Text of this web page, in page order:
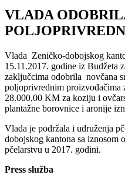
VLADA
Vlada Zeničko-dobojskog
15.11.2017. godine iz Budžeta
zaključcima odobrila novčana
poljoprivrednim proizvođačima
28.000,00 KM za koziju i
plantažne borovnice i aronije
Vlada je podržala i udruženja
dobojskog kantona sa iznosom
pčelarstvu u 2017. godini.
Press služba